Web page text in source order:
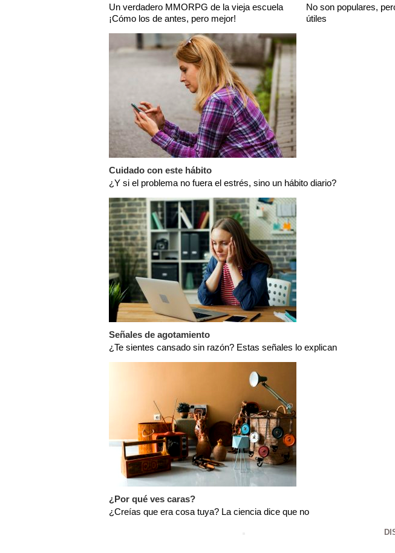
Un verdadero MMORPG de la vieja escuela
¡Cómo los de antes, pero mejor!
No son populares,
útiles
Cuidado con este hábito
¿Y si el problema no fuera el estrés, sino un hábito diario?
Señales de agotamiento
¿Te sientes cansado sin razón? Estas señales lo explican
¿Por qué ves caras?
¿Creías que era cosa tuya? La ciencia dice que no